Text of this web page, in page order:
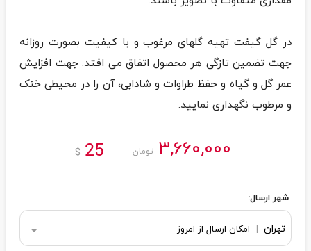
در گل گیفت تهیه گلهای مرغوب و با کیفیت بصورت روزانه
جهت تضمین تازگی هر محصول اتفاق می افتد. جهت افزایش
عمر گل و گیاه و حفظ طراوات و شادابی، آن را در محیطی خنک
و مرطوب نگهداری نمایید.
3,660,000 تومان 25
$
شهر ارسال:
تهران امکان ارسال از امروز